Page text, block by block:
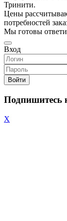
Тринити.
Цены
потребностей
Мы готовы
Вход
Войти
Подпишитесь
X